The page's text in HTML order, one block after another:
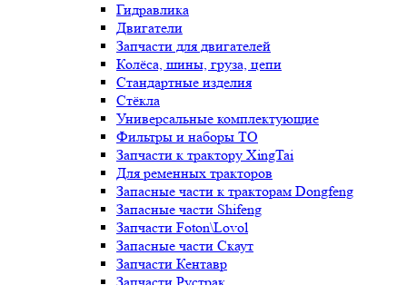
Гидравлика
Двигатели
Запчасти для двигателей
Колёса, шины, груза, цепи
Стандартные изделия
Стёкла
Универсальные комплектующие
Фильтры и наборы ТО
Запчасти к трактору XingTai
Для ременных тракторов
Запасные части к тракторам Dongfeng
Запасные части Shifeng
Запчасти Foton\Lovol
Запасные части Скаут
Запчасти Кентавр